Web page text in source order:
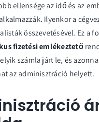
ellensége az idő és az
Ilyenkor a
összevetésével. Ez a
fizetési emlékeztető
számla járt le, és
az adminisztráció helyett.